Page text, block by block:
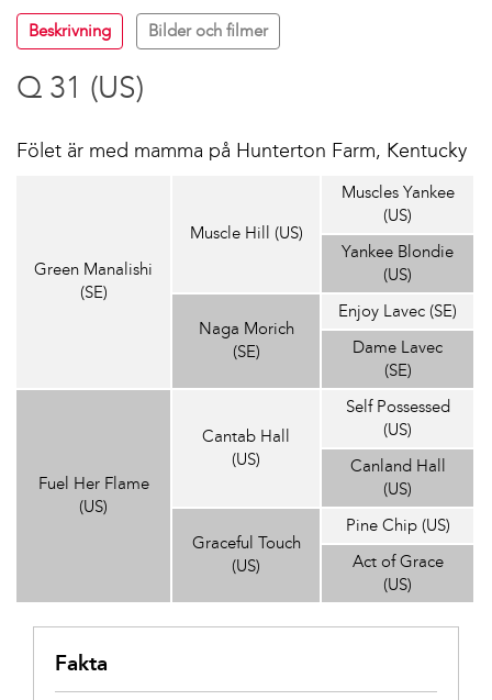
Beskrivning Bilder och filmer
Q 31 (US)
Fölet är med mamma på Hunterton Farm, Kentucky
Green Manalishi
(SE)
Muscle Hill (US)
Muscles Yankee
(US)
Yankee Blondie
(US)
Naga Morich
(SE)
Enjoy Lavec (SE)
Dame Lavec
(SE)
Fuel Her Flame
(US)
Cantab Hall
(US)
Self Possessed
(US)
Canland Hall
(US)
Graceful Touch
(US)
Pine Chip (US)
Act of Grace
(US)
Fakta